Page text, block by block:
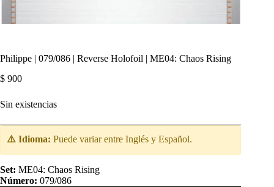
Philippe | 079/086 | Reverse Holofoil | ME04: Chaos Rising
$ 900
Sin existencias
⚠️ Idioma: Puede variar entre Inglés y Español.
Set: ME04: Chaos Rising
Número: 079/086